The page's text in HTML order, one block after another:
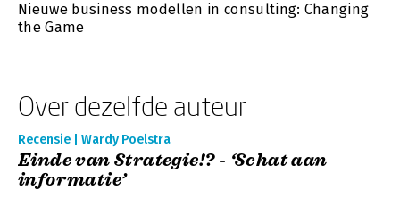
Nieuwe business modellen in consulting: Changing
the Game
Over dezelfde auteur
Recensie | Wardy Poelstra
Einde van Strategie!? - ‘Schat aan
informatie’